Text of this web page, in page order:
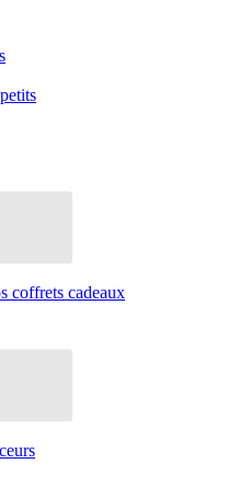
coffrets cadeaux